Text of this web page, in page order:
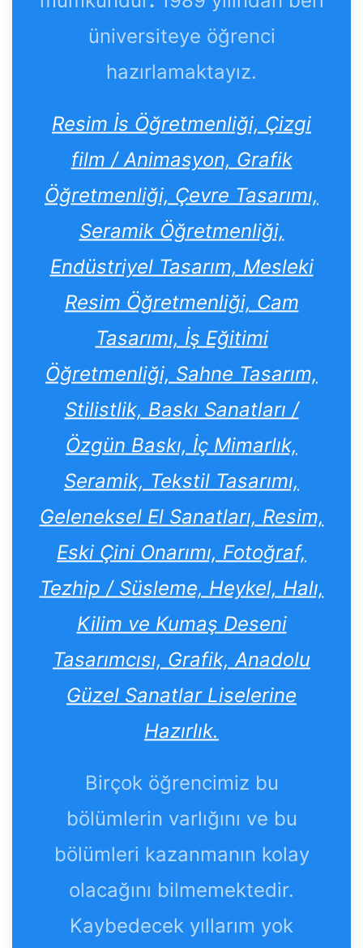
üniversiteye öğrenci
hazırlamaktayız.
Resim İs Öğretmenliği, Çizgi
film / Animasyon, Grafik
Öğretmenliği, Çevre Tasarımı,
Seramik Öğretmenliği,
Endüstriyel Tasarım, Mesleki
Resim Öğretmenliği, Cam
Tasarımı, İş Eğitimi
Öğretmenliği, Sahne Tasarım,
Stilistlik, Baskı Sanatları /
Özgün Baskı, İç Mimarlık,
Seramik, Tekstil Tasarımı,
Geleneksel El Sanatları, Resim,
Eski Çini Onarımı, Fotoğraf,
Tezhip / Süsleme, Heykel, Halı,
Kilim ve Kumaş Deseni
Tasarımcısı, Grafik, Anadolu
Güzel Sanatlar Liselerine
Hazırlık.
Birçok öğrencimiz bu
bölümlerin varlığını ve bu
bölümleri kazanmanın kolay
olacağını bilmemektedir.
Kaybedecek yıllarım yok